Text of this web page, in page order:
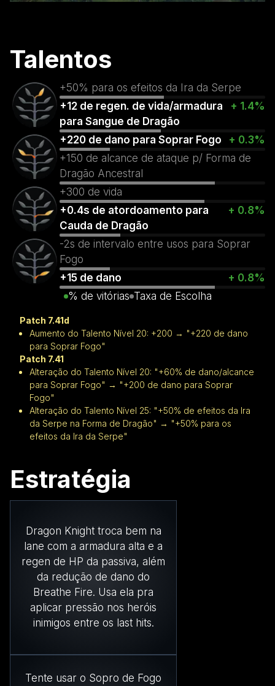
Talentos
+50% para os efeitos da Ira da Serpe
+12 de regen. de vida/armadura
para Sangue de Dragão
+ 1.4%
+220 de dano para Soprar Fogo
+ 0.3%
+150 de alcance de ataque p/ Forma de
Dragão Ancestral
+300 de vida
+0.4s de atordoamento para
Cauda de Dragão
+ 0.8%
-2s de intervalo entre usos para Soprar
Fogo
+15 de dano
+ 0.8%
% de vitórias Taxa de Escolha
Patch 7.41d
Aumento do Talento Nível 20: +200 → "+220 de dano
para Soprar Fogo"
Patch 7.41
Alteração do Talento Nível 20: "+60% de dano/alcance
para Soprar Fogo" → "+200 de dano para Soprar
Fogo"
Alteração do Talento Nível 25: "+50% de efeitos da Ira
da Serpe na Forma de Dragão" → "+50% para os
efeitos da Ira da Serpe"
Estratégia
Dragon Knight troca bem na
lane com a armadura alta e a
regen de HP da passiva, além
da redução de dano do
Breathe Fire. Usa ela pra
aplicar pressão nos heróis
inimigos entre os last hits.
Tente usar o Sopro de Fogo